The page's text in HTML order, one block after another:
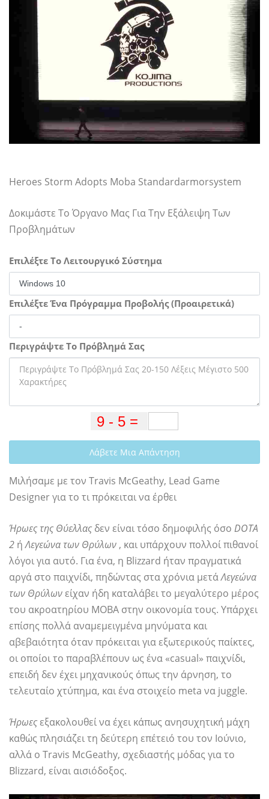
Heroes Storm Adopts Moba Standardarmorsystem
Δοκιμάστε Το Όργανο Μας Για Την Εξάλειψη Των
Προβλημάτων
Επιλέξτε Το Λειτουργικό Σύστημα
Επιλέξτε Ένα Πρόγραμμα Προβολής (Προαιρετικά)
Περιγράψτε Το Πρόβλημά Σας
Λάβετε Μια Απάντηση
Μιλήσαμε με τον Travis McGeathy, Lead Game
Designer για το τι πρόκειται να έρθει
Ήρωες της Θύελλας δεν είναι τόσο δημοφιλής όσο DOTA
2 ήΛεγεώνα των Θρύλων , και υπάρχουν πολλοί πιθανοί
λόγοι για αυτό. Για ένα, η Blizzard ήταν πραγματικά
αργά στο παιχνίδι, πηδώντας στα χρόνια μετάΛεγεώνα
των Θρύλωνείχαν ήδη καταλάβει το μεγαλύτερο μέρος
του ακροατηρίου MOBA στην οικονομία τους. Υπάρχει
επίσης πολλά αναμεμειγμένα μηνύματα και
αβεβαιότητα όταν πρόκειται για εξωτερικούς παίκτες,
οι οποίοι το παραβλέπουν ως ένα «casual» παιχνίδι,
επειδή δεν έχει μηχανικούς όπως την άρνηση, το
τελευταίο χτύπημα, και ένα στοιχείο meta να juggle.
Ήρωεςεξακολουθεί να έχει κάπως ανησυχητική μάχη
καθώς πλησιάζει τη δεύτερη επέτειό του τον Ιούνιο,
αλλά ο Travis McGeathy, σχεδιαστής μόδας για το
Blizzard, είναι αισιόδοξος.